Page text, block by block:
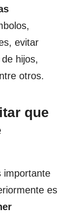
evitar
hijos,
otros.
que
importante
es